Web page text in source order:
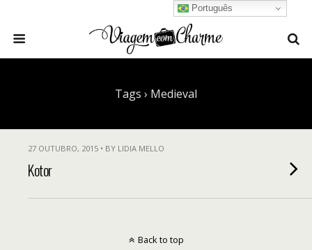
Tags › Medieval
27 OUTUBRO, 2015 • BY LIDIA MELLO
Kotor
Português
Back to top